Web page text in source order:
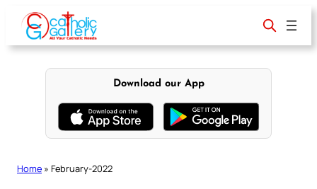
content
Download our App
Home » February-2022